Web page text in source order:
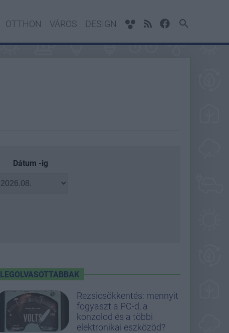
OTTHON VÁROS DESIGN
Dátum -ig
LEGOLVASOTTABBAK
Rezsicsökkentés: mennyit
fogyaszt a PC-d, a
konzolod és a többi
elektronikai eszközöd?